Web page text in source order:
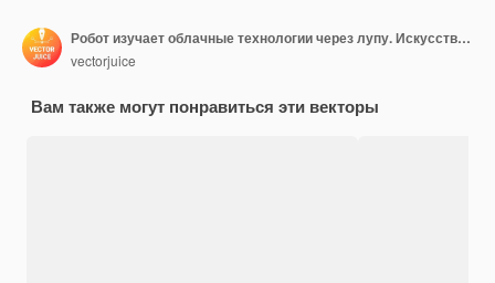
Робот изучает облачные технологии через лупу. Искусственный интеллект, машинное обучение, облачные вычисления, концепция мышления роботов. Векторная иллюстрация изолированные
vectorjuice
Вам также могут понравиться эти векторы